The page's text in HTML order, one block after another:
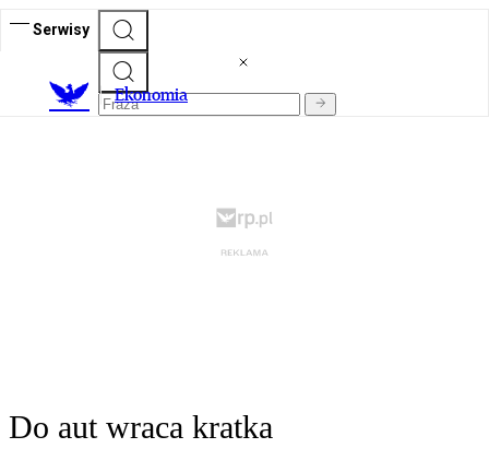
Serwisy
Ekonomia
Do aut wraca kratka